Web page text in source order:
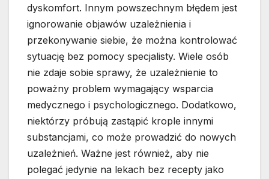
dyskomfort. Innym powszechnym błędem jest
ignorowanie objawów uzależnienia i
przekonywanie siebie, że można kontrolować
sytuację bez pomocy specjalisty. Wiele osób
nie zdaje sobie sprawy, że uzależnienie to
poważny problem wymagający wsparcia
medycznego i psychologicznego. Dodatkowo,
niektórzy próbują zastąpić krople innymi
substancjami, co może prowadzić do nowych
uzależnień. Ważne jest również, aby nie
polegać jedynie na lekach bez recepty jako